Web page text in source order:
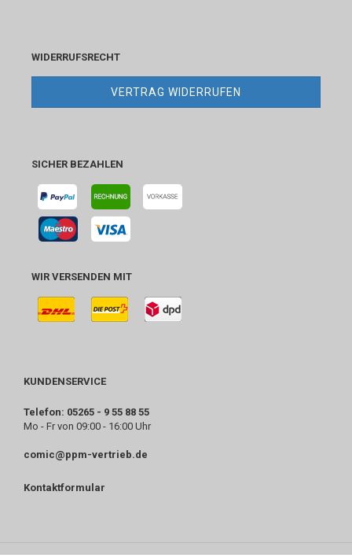
WIDERRUFSRECHT
VERTRAG WIDERRUFEN
SICHER BEZAHLEN
WIR VERSENDEN MIT
KUNDENSERVICE
Telefon: 05265 - 9 55 88 55
Mo - Fr von 09:00 - 16:00 Uhr
comic@ppm-vertrieb.de
Kontaktformular